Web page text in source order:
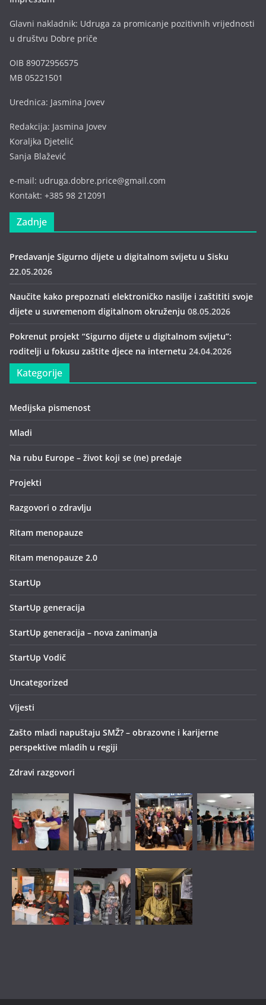
Glavni nakladnik: Udruga za promicanje pozitivnih vrijednosti
u društvu Dobre priče
OIB 89072956575
MB 05221501
Urednica: Jasmina Jovev
Redakcija: Jasmina Jovev
Koraljka Djetelić
Sanja Blažević
e-mail: udruga.dobre.price@gmail.com
Kontakt: +385 98 212091
Zadnje
Predavanje Sigurno dijete u digitalnom svijetu u Sisku
22.05.2026
Naučite kako prepoznati elektroničko nasilje i zaštititi svoje
dijete u suvremenom digitalnom okruženju 08.05.2026
Pokrenut projekt “Sigurno dijete u digitalnom svijetu”:
roditelji u fokusu zaštite djece na internetu 24.04.2026
Kategorije
Medijska pismenost
Mladi
Na rubu Europe – život koji se (ne) predaje
Projekti
Razgovori o zdravlju
Ritam menopauze
Ritam menopauze 2.0
StartUp
StartUp generacija
StartUp generacija – nova zanimanja
StartUp Vodič
Uncategorized
Vijesti
Zašto mladi napuštaju SMŽ? – obrazovne i karijerne
perspektive mladih u regiji
Zdravi razgovori